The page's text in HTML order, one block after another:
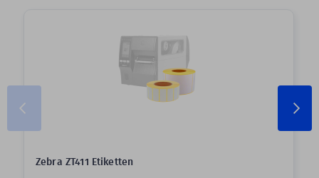
Zebra ZT411 Etiketten